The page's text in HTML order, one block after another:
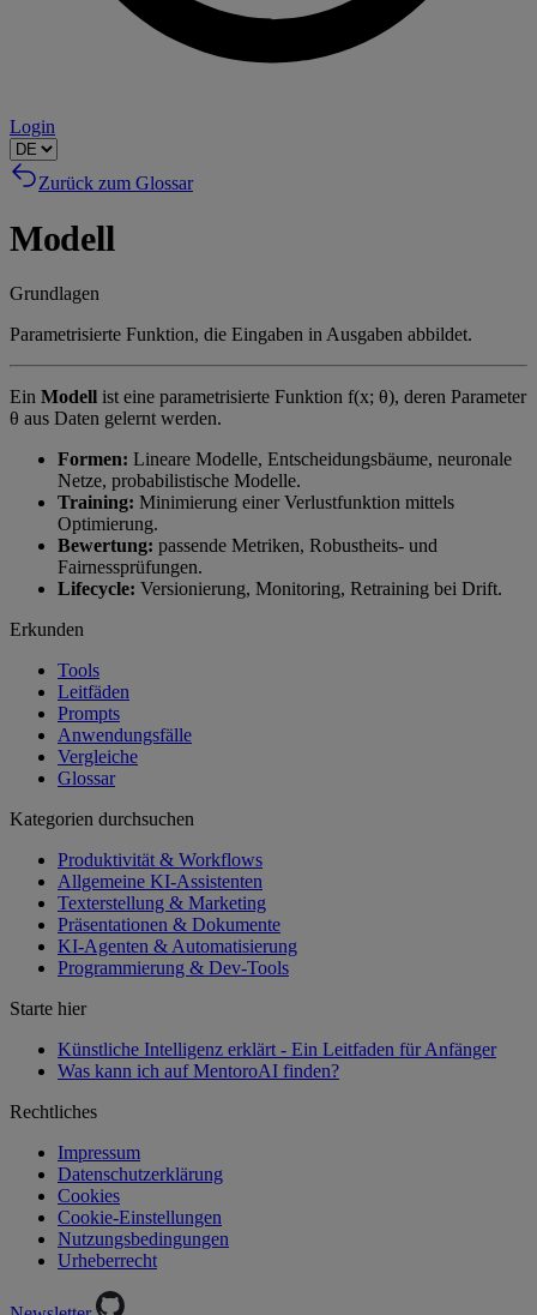
Login
Zurück zum Glossar
Modell
Grundlagen
Parametrisierte Funktion, die Eingaben in Ausgaben abbildet.
Ein Modell ist eine parametrisierte Funktion f(x; θ), deren Parameter
θ aus Daten gelernt werden.
Formen: Lineare Modelle, Entscheidungsbäume, neuronale
Netze, probabilistische Modelle.
Training: Minimierung einer Verlustfunktion mittels
Optimierung.
Bewertung: passende Metriken, Robustheits- und
Fairnessprüfungen.
Lifecycle: Versionierung, Monitoring, Retraining bei Drift.
Erkunden
Tools
Leitfäden
Prompts
Anwendungsfälle
Vergleiche
Glossar
Kategorien durchsuchen
Produktivität & Workflows
Allgemeine KI-Assistenten
Texterstellung & Marketing
Präsentationen & Dokumente
KI-Agenten & Automatisierung
Programmierung & Dev-Tools
Starte hier
Künstliche Intelligenz erklärt - Ein Leitfaden für Anfänger
Was kann ich auf MentoroAI finden?
Rechtliches
Impressum
Datenschutzerklärung
Cookies
Cookie-Einstellungen
Nutzungsbedingungen
Urheberrecht